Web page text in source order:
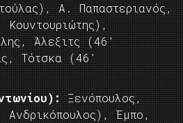
Α. Παπαστεριανός,
Άλεξιτς (46′
Τότσκα (46′
Ξενόπουλος,
Ανδρικόπουλος), Έμπο,